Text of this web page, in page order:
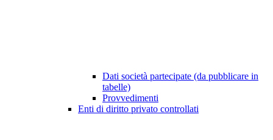
Dati società partecipate (da pubblicare in
tabelle)
Provvedimenti
Enti di diritto privato controllati